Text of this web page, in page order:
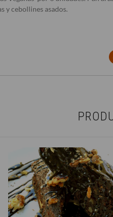
y cebollines asados.